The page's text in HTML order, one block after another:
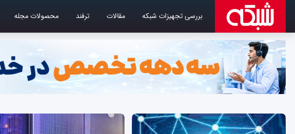
بررسی تجهیزات شبکه مقالات ترفند محصولات مجله